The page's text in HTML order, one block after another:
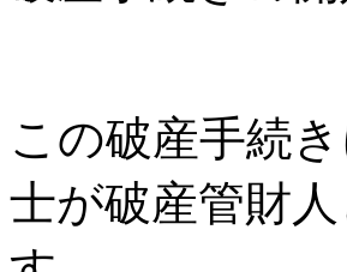
この破産手続
士が破産管財